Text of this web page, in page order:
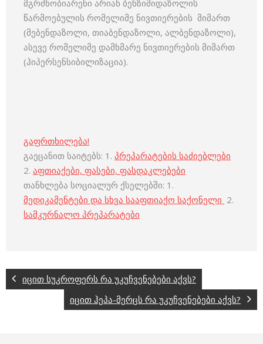
მგრძნობიარენი არიან ბენზიმიდაზოლის
წარმოებულის რომელიმე ნივთიერების მიმართ
(მებენდაზოლი, თიაბენდაზოლი, ალბენდაზოლი),
ასევე რომელიმე დამხმარე ნივთიერების მიმართ
(ჰიპერსენსიბილიზაცია).
გაფრთხილება!
გაეცანით საიტებს: 1. პრეპარატების საძიებლები
2. აფთიაქები, ფასები, ფასდაკლებები
თანხლება სოციალურ ქსელებში: 1.
მედიკამენტები და სხვა სააფთიაქო საქონელი 2.
სამკურნალო პრეპარატები
იცით სუკროფერს რა უკუჩვენებები აქვს?
იცით ჰეპა-მერცს რა უკუჩვენებები აქვს?